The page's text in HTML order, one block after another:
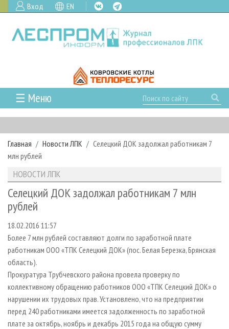
Вход EN
☰ Меню
ГЛАВНАЯ
РУБРИКИ И ТЕМЫ
РУБРИКИ ЖУРНАЛА
ЛЕСОЗАГОТОВКА
ЛЕСОПИЛЕНИЕ
СУШКА ДРЕВЕСИНЫ
ПРОИЗВОДСТВО ДРЕВЕСНЫХ ПЛИТ
ДЕРЕВЯННОЕ ДОМОСТРОЕНИЕ
ПРОИЗВОДСТВО МЕБЕЛИ
БИОЭНЕРГЕТИКА
ЦБП
НОВОСТИ
НОВОСТИ ЛПК
НОВОСТИ ЖУРНАЛА
ПРОЕКТЫ ЛПИ
АНАЛИТИКА
ПРЕДПРИЯТИЯ ЛПК
ПЕРСОНЫ
МОБИЛЬНЫЕ ВЫСТАВКИ
ОФИЦИАЛЬНЫЕ ДЕЛЕГАЦИИ
ПРИОРИТЕТНЫЕ ИНВЕСТПРОЕКТЫ
RUSSIAN FORESTRY REVIEW
ГАЗЕТА ЛЕСПРОМФОРУМ
АРХИВ ЖУРНАЛОВ
СТАТЬИ
О ЖУРНАЛЕ
ПОДПИСКА
КОНТАКТЫ
РЕКЛАМОДАТЕЛЯМ
РЕКЛАМА
РЕКЛАМА НА САЙТЕ
Главная Новости ЛПК
Селецкий ДОК задолжал работникам 7
млн рублей
НОВОСТИ ЛПК
Селецкий ДОК задолжал работникам 7 млн
рублей
18.02.2016 11:57
Более 7 млн рублей составляют долги по заработной плате
работникам ООО «ТПК Селецкий ДОК» (пос. Белая Березка, Брянская
область).
Прокуратура Трубчевского района провела проверку по
коллективному обращению работников ООО «ТПК Селецкий ДОК» о
нарушении их трудовых прав. Установлено, что на предприятии
перед 240 работниками имеется задолженность по заработной
плате за октябрь, ноябрь и декабрь 2015 года на общую сумму